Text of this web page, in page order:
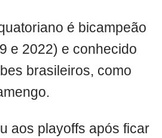
é bicampeão
e 2022) e conhecido
brasileiros, como
aos playoffs após ficar